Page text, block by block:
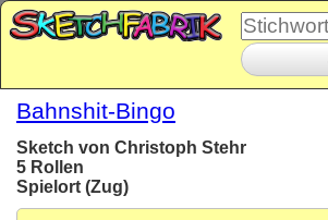
Bahnshit-Bingo
Sketch von Christoph Stehr
5 Rollen
Spielort (Zug)